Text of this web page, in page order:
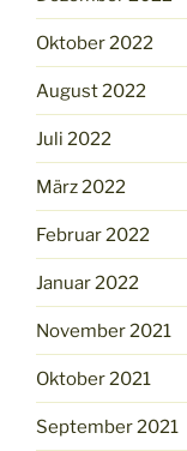
Oktober 2022
August 2022
Juli 2022
März 2022
Februar 2022
Januar 2022
November 2021
Oktober 2021
September 2021